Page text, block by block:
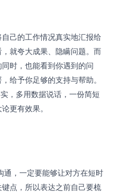
己的工作情况真实地汇报给
就夸大成果、隐瞒问题。而
时，也能看到你遇到的问
给予你足够的支持与帮助。
更有效果。
点，所以表达之前自己要梳